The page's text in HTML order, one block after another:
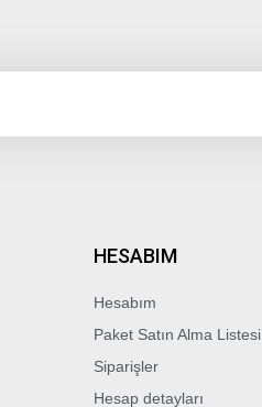
HESABIM
Hesabım
Paket Satın Alma Listesi
Siparişler
Hesap detayları